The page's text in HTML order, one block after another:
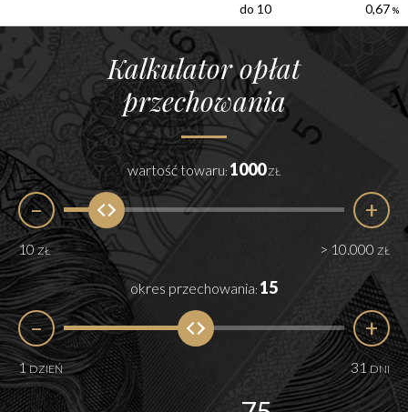
do 10 0,67 %
Kalkulator opłat
przechowania
wartość towaru: 1000ZŁ
– +
10ZŁ > 10.000 ZŁ
okres przechowania: 15
– +
1DZIEŃ 31DNI